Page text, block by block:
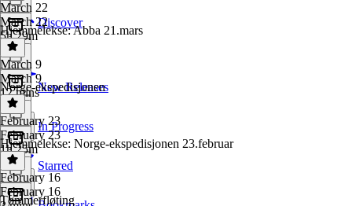
Discover
New Releases
In Progress
Starred
March 22
March 22
5h 29m
Hjemmelekse: Abba 21.mars
March 9
March 9
12 mins
Norge-ekspedisjonen
February 23
February 23
1h 25m
Hjemmelekse: Norge-ekspedisjonen 23.februar
February 16
February 16
Tømmerfløting